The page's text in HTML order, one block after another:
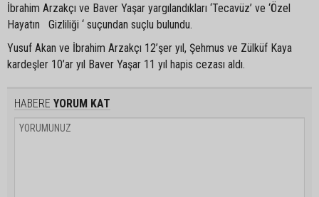
İbrahim Arzakçı ve Baver Yaşar yargılandıkları ‘Tecavüz’ ve ‘Özel
Hayatın Gizliliği ‘ suçundan suçlu bulundu.
Yusuf Akan ve İbrahim Arzakçı 12’şer yıl, Şehmus ve Zülküf Kaya
kardeşler 10’ar yıl Baver Yaşar 11 yıl hapis cezası aldı.
HABERE YORUM KAT